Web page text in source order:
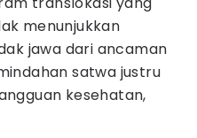
menunjukkan
jawa dari ancaman
satwa justru
kesehatan,